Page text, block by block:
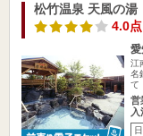
松竹温泉 天風の湯
4.0点
愛
江
名
て
営